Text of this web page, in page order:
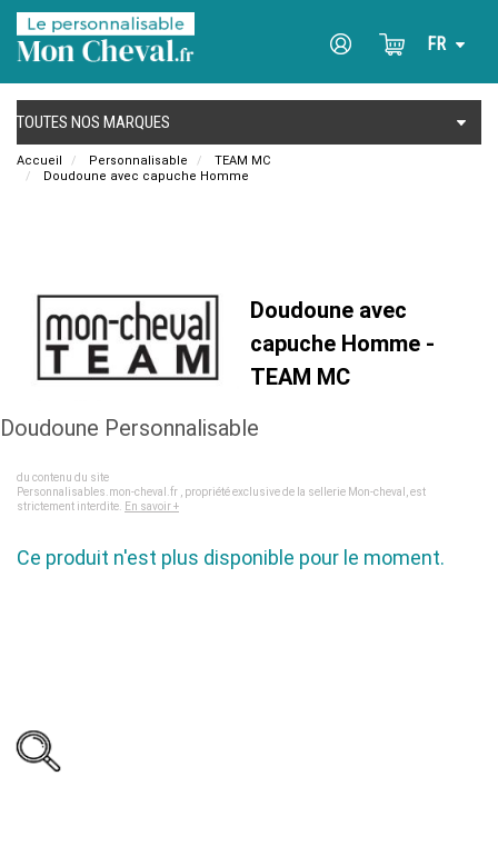
Accueil Personnalisable
TEAM MC
Doudoune avec capuche Homme
Doudoune avec
capuche Homme -
TEAM MC
Doudoune Personnalisable
du contenu du site
Personnalisables.mon-cheval.fr , propriété exclusive de la sellerie Mon-cheval, est
strictement interdite.
En savoir +
Ce produit n'est plus disponible pour le moment.